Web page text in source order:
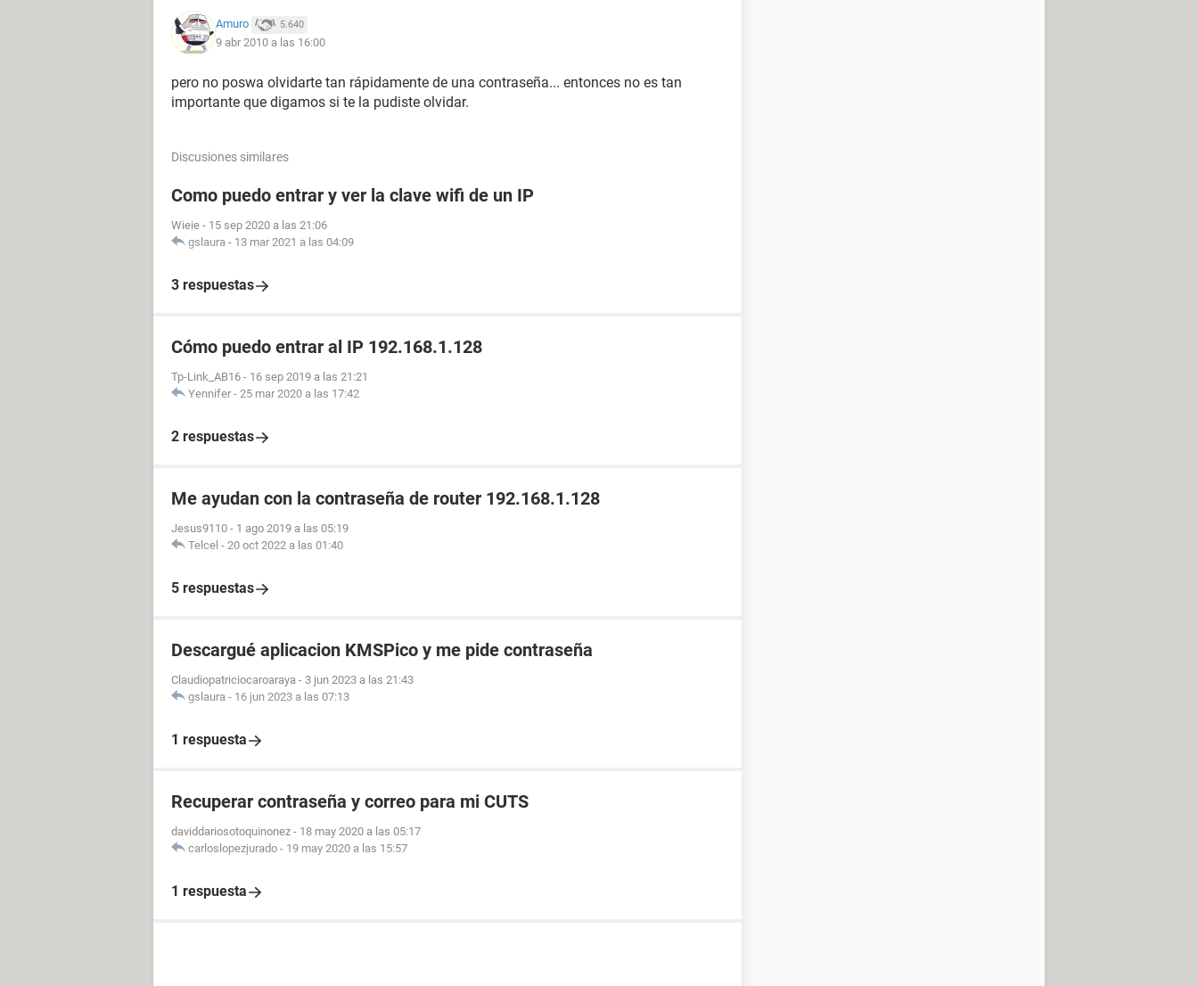
Amuro 5.640
9 abr 2010 a las 16:00
pero no poswa olvidarte tan rápidamente de una contraseña... entonces no es tan
importante que digamos si te la pudiste olvidar.
Discusiones similares
Como puedo entrar y ver la clave wifi de un IP
Wieie - 15 sep 2020 a las 21:06
gslaura - 13 mar 2021 a las 04:09
3 respuestas
Cómo puedo entrar al IP 192.168.1.128
Tp-Link_AB16 - 16 sep 2019 a las 21:21
Yennifer - 25 mar 2020 a las 17:42
2 respuestas
Me ayudan con la contraseña de router 192.168.1.128
Jesus9110 - 1 ago 2019 a las 05:19
Telcel - 20 oct 2022 a las 01:40
5 respuestas
Descargué aplicacion KMSPico y me pide contraseña
Claudiopatriciocaroaraya - 3 jun 2023 a las 21:43
gslaura - 16 jun 2023 a las 07:13
1 respuesta
Recuperar contraseña y correo para mi CUTS
daviddariosotoquinonez - 18 may 2020 a las 05:17
carloslopezjurado - 19 may 2020 a las 15:57
1 respuesta